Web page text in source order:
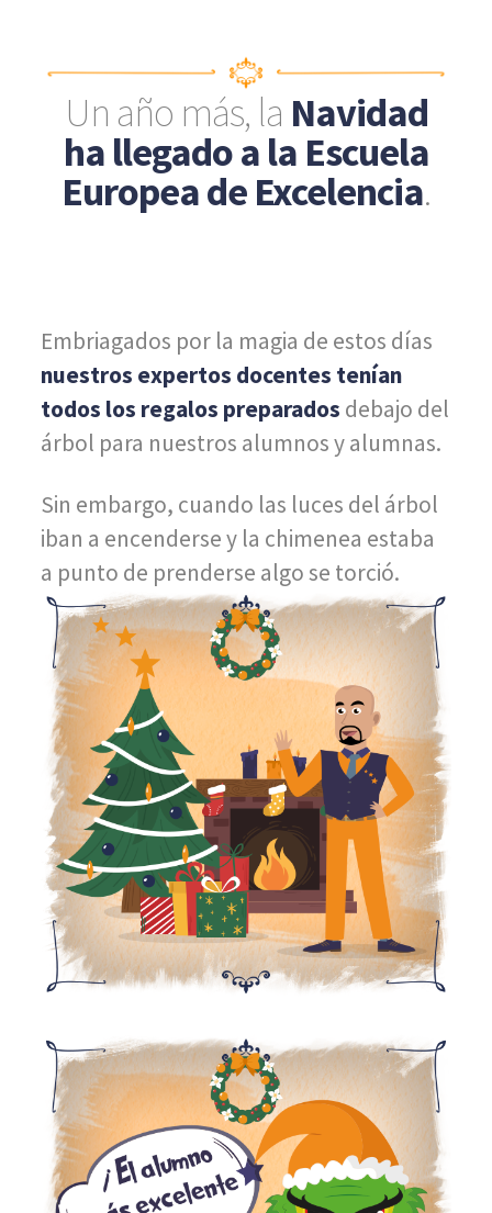
Un año más, la Navidad
ha llegado a la Escuela
Europea de Excelencia.
Embriagados por la magia de estos días
nuestros expertos docentes tenían
todos los regalos preparados debajo del
árbol para nuestros alumnos y alumnas.
Sin embargo, cuando las luces del árbol
iban a encenderse y la chimenea estaba
a punto de prenderse algo se torció.